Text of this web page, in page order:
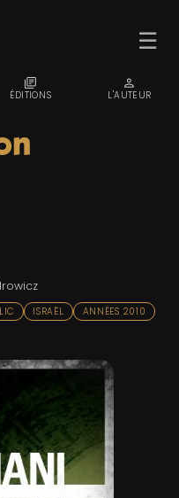
☰
ISRAËL
ANNÉES 2010
LIBRARY_BOOKS
ÉDITIONS
PERSON
L'AUTEUR